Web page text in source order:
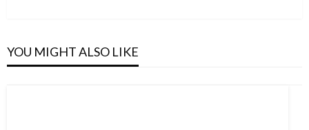
YOU MIGHT ALSO LIKE